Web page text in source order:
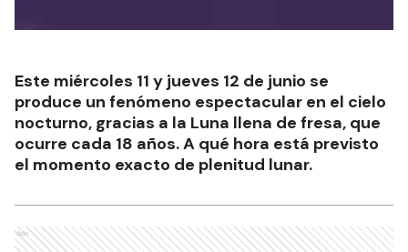
Este miércoles 11 y jueves 12 de junio se
produce un fenómeno espectacular en el cielo
nocturno, gracias a la Luna llena de fresa, que
ocurre cada 18 años. A qué hora está previsto
el momento exacto de plenitud lunar.
Ads